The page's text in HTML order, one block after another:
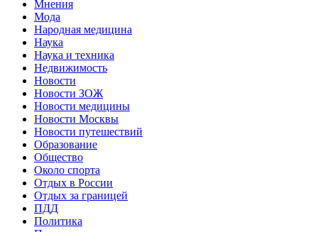
Мнения
Мода
Народная медицина
Наука
Наука и техника
Недвижимость
Новости
Новости ЗОЖ
Новости медицины
Новости Москвы
Новости путешествий
Образование
Общество
Около спорта
Отдых в России
Отдых за границей
ПДД
Политика